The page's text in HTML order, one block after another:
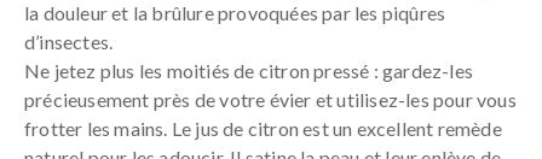
la douleur et la brûlure provoquées par les piqûres
d’insectes.
Ne jetez plus les moitiés de citron pressé : gardez-les
précieusement près de votre évier et utilisez-les pour vous
frotter les mains. Le jus de citron est un excellent remède